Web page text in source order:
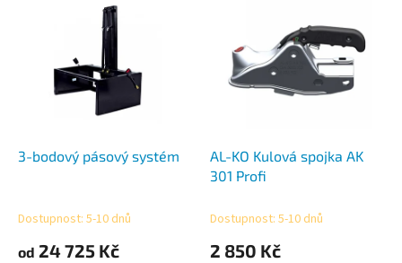
3-bodový pásový systém
Dostupnost: 5-10 dnů
od 24 725 Kč
AL-KO Kulová spojka AK
301 Profi
Dostupnost: 5-10 dnů
2 850 Kč